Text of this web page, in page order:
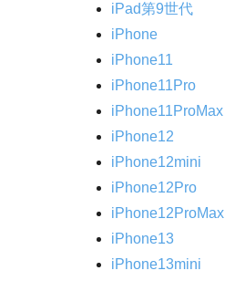
iPad第9世代
iPhone
iPhone11
iPhone11Pro
iPhone11ProMax
iPhone12
iPhone12mini
iPhone12Pro
iPhone12ProMax
iPhone13
iPhone13mini